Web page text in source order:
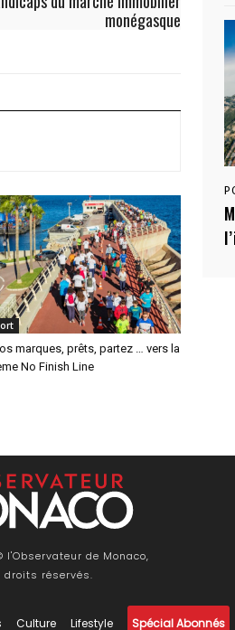
monégasque
marques, prêts, partez … vers la
No Finish Line
de Monaco,
droits réservés.
Culture Lifestyle Spécial Abonnés